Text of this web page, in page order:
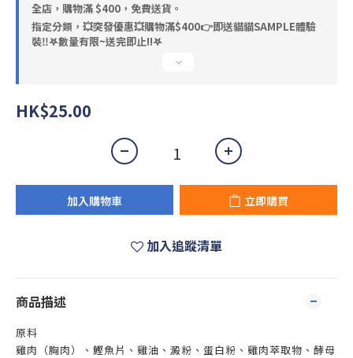
全店，購物滿 $400，免費送貨。
指定分類，💥突發優惠💥購物滿$400👉即送貓貓SAMPLE體驗
裝‼️𖤐數量有限~送完即止!!𖤐
HK$25.00
加入購物車 立即購買
加入追蹤清單
商品描述
原料
雞肉（胸肉）、鰹魚片、雞油、澱粉、蛋白粉、雞肉萃取物、酵母